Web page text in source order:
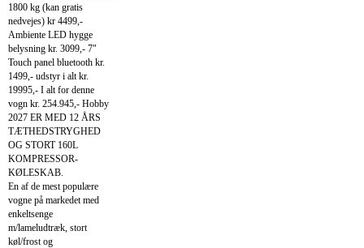
1800 kg (kan gratis
nedvejes) kr 4499,-
Ambiente LED hygge
belysning kr. 3099,- 7"
Touch panel bluetooth kr.
1499,- udstyr i alt kr.
19995,- I alt for denne
vogn kr. 254.945,- Hobby
2027 ER MED 12 ÅRS
TÆTHEDSTRYGHED
OG STORT 160L
KOMPRESSOR-
KØLESKAB.
En af de mest populære
vogne på markedet med
enkeltsenge
m/lameludtræk, stort
køl/frost og